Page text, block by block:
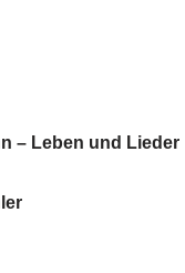
– Leben und Lieder